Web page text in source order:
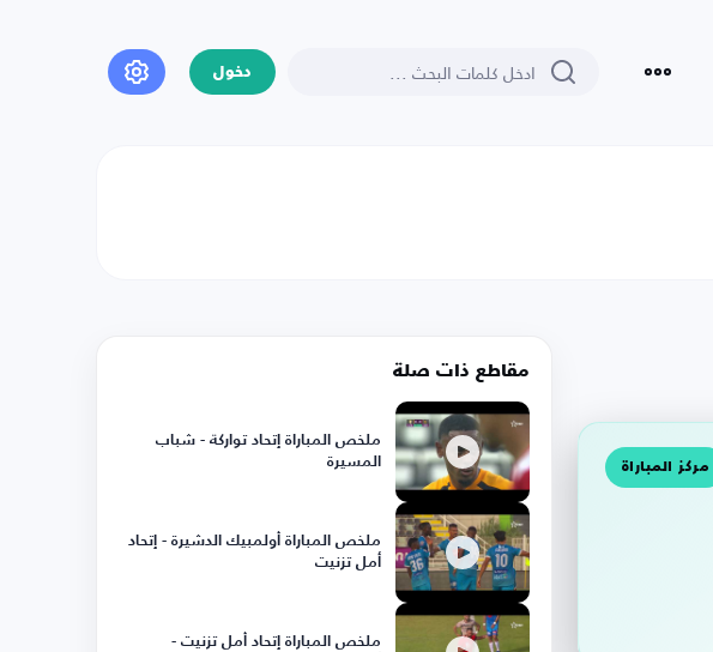
دخول
مركز المباراة
مقاطع ذات صلة
ملخص المباراة إتحاد تواركة - شباب
المسيرة
ملخص المباراة أولمبيك الدشيرة - إتحاد
أمل تزنيت
ملخص المباراة إتحاد أمل تزنيت -